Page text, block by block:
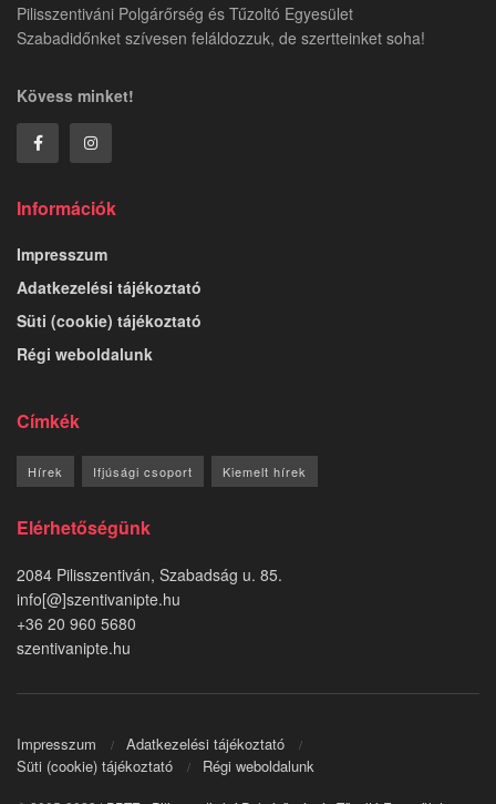
Pilisszentiváni Polgárőrség és Tűzoltó Egyesület
Szabadidőnket szívesen feláldozzuk, de szertteinket soha!
Kövess minket!
Információk
Impresszum
Adatkezelési tájékoztató
Süti (cookie) tájékoztató
Régi weboldalunk
Címkék
Hírek Ifjúsági csoport Kiemelt hírek
Elérhetőségünk
2084 Pilisszentiván, Szabadság u. 85.
info[@]szentivanipte.hu
+36 20 960 5680
szentivanipte.hu
Impresszum
Adatkezelési tájékoztató
Süti (cookie) tájékoztató
Régi weboldalunk